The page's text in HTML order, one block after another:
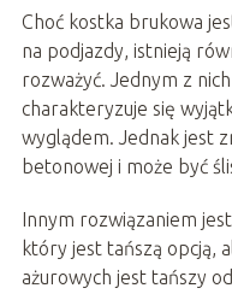
Choć kostka brukowa
na podjazdy, istnieją
rozważyć. Jednym z
charakteryzuje się
wyglądem. Jednak jest
betonowej i może być
Innym rozwiązaniem
który jest tańszą opcją,
ażurowych jest tańszy